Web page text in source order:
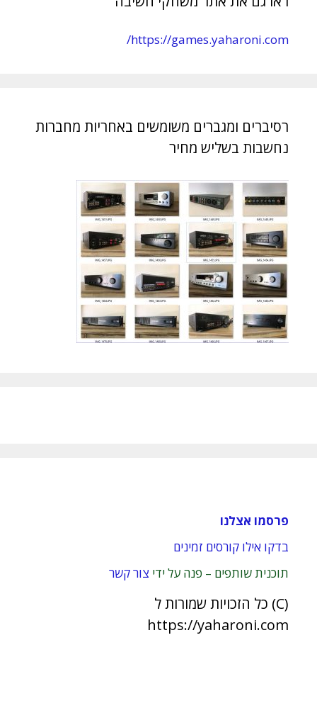
https://games.yaharoni.com/
רסיברים ומגברים משומשים באחריות מחברות
נחשבות בשליש מחיר
פרסמו אצלנו
בדקו אילו קורסים זמינים
תוכנית שותפים – פנה על ידי צור קשר
(C) כל הזכויות שמורות ל
https://yaharoni.com